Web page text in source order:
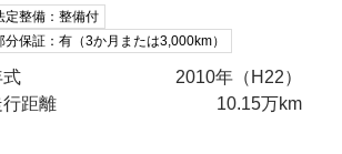
定整備：整備付
分保証：有（3か月または3,000km）
式
2010年（H22）
行距離
10.15万km